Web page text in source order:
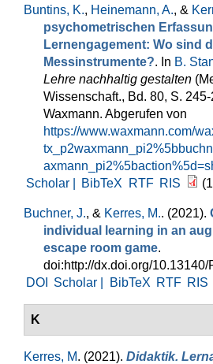
Buntins, K., Heinemann, A., &
psychometrischen
Lernengagement: Wo sind
Messinstrumente?. In B.
Lehre nachhaltig gestalten
Wissenschaft., Bd. 80, S.
Waxmann. Abgerufen von
https://www.waxmann.com/
Scholar |
BibTeX RTF RIS
Buchner, J., & Kerres, M.. (2021).
individual learning in an
escape room game.
doi:http://dx.doi.org/
DOI
Scholar | BibTeX RTF RIS
K
Kerres, M. (2021). Didaktik.